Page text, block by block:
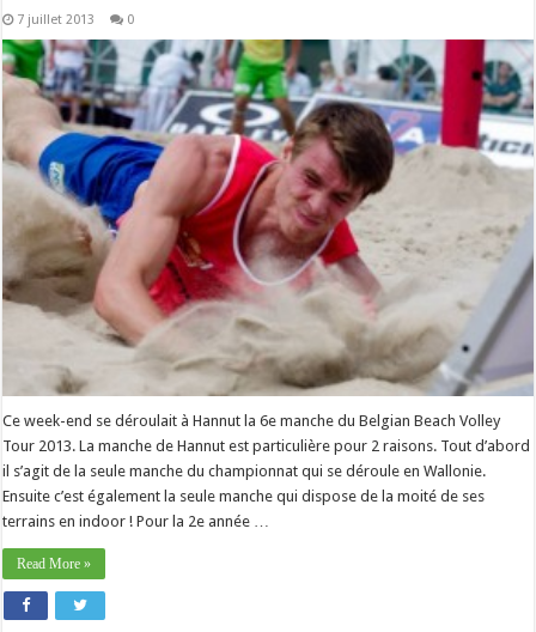
7 juillet 2013 0
Ce week-end se déroulait à Hannut la 6e manche du Belgian Beach Volley
Tour 2013. La manche de Hannut est particulière pour 2 raisons. Tout d’abord
il s’agit de la seule manche du championnat qui se déroule en Wallonie.
Ensuite c’est également la seule manche qui dispose de la moité de ses
terrains en indoor ! Pour la 2e année …
Read More »